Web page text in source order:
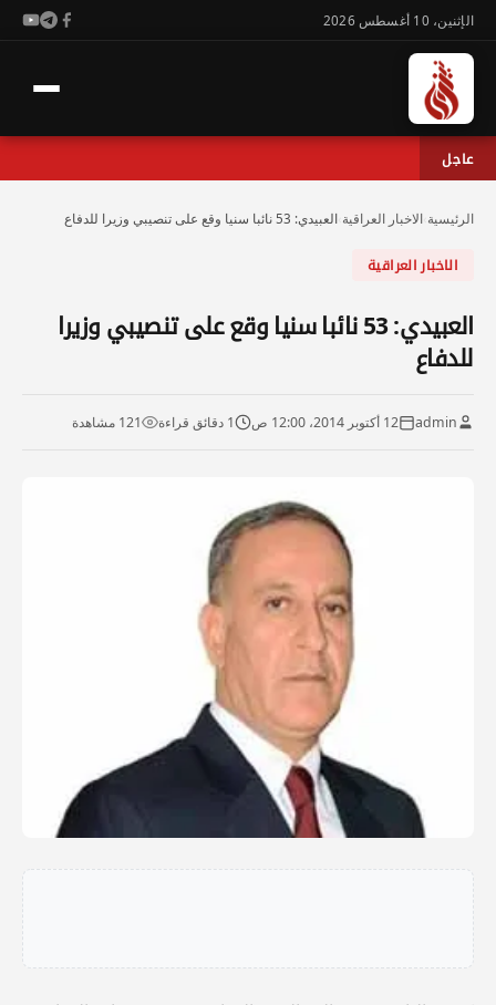
الإثنين، 10 أغسطس 2026
عاجل
الرئيسية الاخبار العراقية العبيدي: 53 نائبا سنيا وقع على تنصيبي وزيرا للدفاع
الاخبار العراقية
العبيدي: 53 نائبا سنيا وقع على تنصيبي وزيرا
للدفاع
admin 12 أكتوبر 2014، 12:00 ص 1 دقائق قراءة 121 مشاهدة